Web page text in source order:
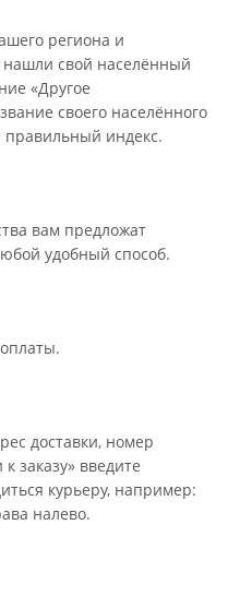
региона и
нашли свой населённый
«Другое
своего населённого
правильный индекс.
вам предложат
удобный способ.
доставки, номер
заказу» введите
курьеру, например:
налево.